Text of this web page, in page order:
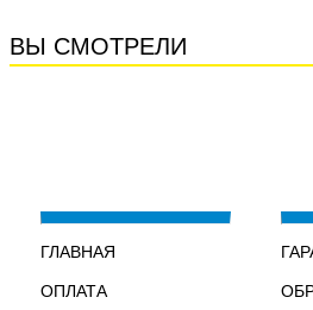
ВЫ СМОТРЕЛИ
ГЛАВНАЯ
ОПЛАТА